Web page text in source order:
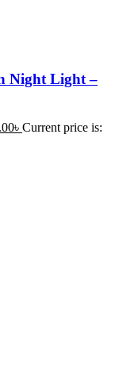
Night Light –
৳ Current price is: